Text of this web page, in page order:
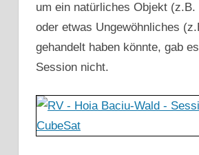
um ein natürliches Objekt (z.B.
oder etwas Ungewöhnliches
gehandelt haben könnte, gab
Session nicht.